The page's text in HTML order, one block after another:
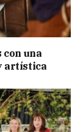
con una
artística